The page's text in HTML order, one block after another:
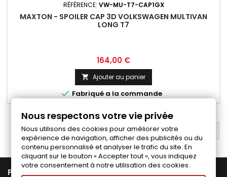
RÉFÉRENCE: VW-MU-T7-CAP1GX
MAXTON - SPOILER CAP 3D VOLKSWAGEN MULTIVAN
LONG T7
Prix
164,00 €
 Ajouter au panier
Fabriqué a la commande
RETOUR EN HAUT
PRODUITS
Nous respectons votre vie privée
Nous utilisons des cookies pour améliorer votre
expérience de navigation, afficher des publicités ou du
contenu personnalisé et analyser le trafic du site. En
cliquant sur le bouton « Accepter tout », vous indiquez
votre consentement à notre utilisation des cookies.